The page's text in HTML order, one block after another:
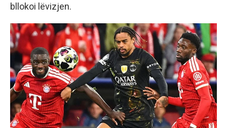
bllokoi lëvizjen.